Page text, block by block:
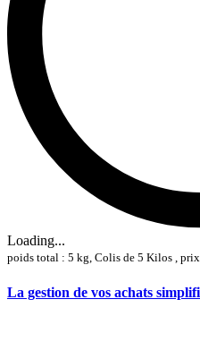
Loading...
poids total : 5 kg, Colis de 5 Kilos ,
La gestion de vos achats